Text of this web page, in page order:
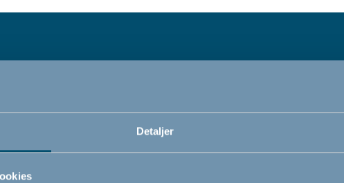
Detaljer
vi vil bare gerne informere dig om vores